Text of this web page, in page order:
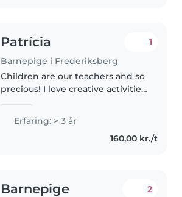
Patrícia
Barnepige i Frederiksberg
1
Children are our teachers and so
precious! I love creative activities
storytelling, and imaginative
play. I’m patient and love
teaching. Being outdoors..
Erfaring: > 3 år
160,00 kr./t
Barnepige 2